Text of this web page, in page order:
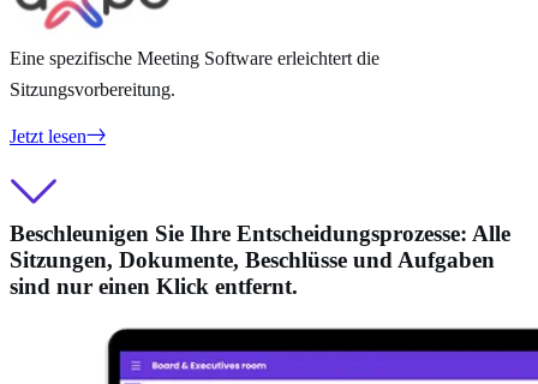
Eine spezifische Meeting Software erleichtert die
Sitzungsvorbereitung.
Jetzt lesen
Beschleunigen Sie Ihre Entscheidungsprozesse: Alle
Sitzungen, Dokumente, Beschlüsse und Aufgaben
sind nur einen Klick entfernt.